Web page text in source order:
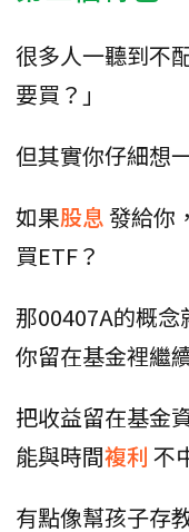
很多人一聽到不
要買？」
但其實你仔細想
如果股息 發給你
買ETF？
那00407A的概
你留在基金裡繼
把收益留在基金
能與時間複利 不
有點像幫孩子存